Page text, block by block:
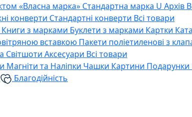
«Власна марка» Стандартна марка U Архів
конверти Стандартні конверти Всі товари
Книги з марками Буклети з марками Картки
вставкою Пакети поліетиленові з
Світшоти Аксесуари Всі товари
Магніти та Наліпки Чашки Картини Подарунки
Благодійність